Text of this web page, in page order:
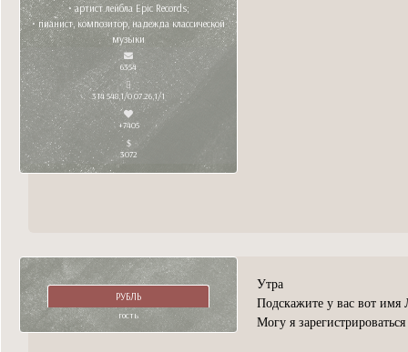
• артист лейбла Epic Records;
• пианист, композитор, надежда классической
музыки
6354
314 548,1/0 07.26,1/1
+7405
3072
РУБЛЬ
гость
Утра
Подскажите у вас вот имя
Могу я